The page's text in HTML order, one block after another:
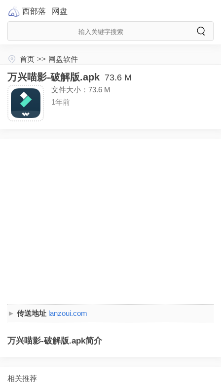
西部落 网盘
首页 >> 网盘软件
万兴喵影-破解版.apk 73.6 M
文件大小：73.6 M
1年前
传送地址 lanzoui.com
万兴喵影-破解版.apk简介
相关推荐